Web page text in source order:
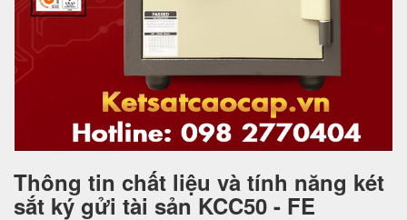
Thông tin chất liệu và tính năng két
sắt ký gửi tài sản KCC50 - FE